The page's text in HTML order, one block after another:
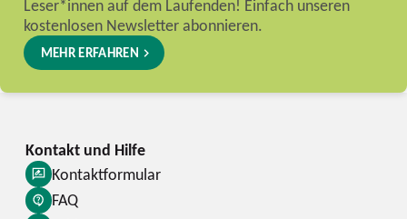
Leser*innen auf dem Laufenden! Einfach unseren
kostenlosen Newsletter abonnieren.
MEHR ERFAHREN
Kontaktformular
FAQ